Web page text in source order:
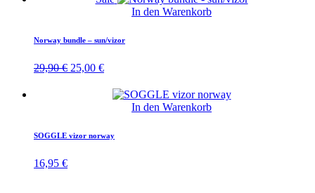
In den Warenkorb
Norway bundle – sun/vizor
29,90€ Ursprünglicher
25,00 €Aktueller
ist:
25,00 €.In den Warenkorb
SOGGLE vizor norway
16,95 €